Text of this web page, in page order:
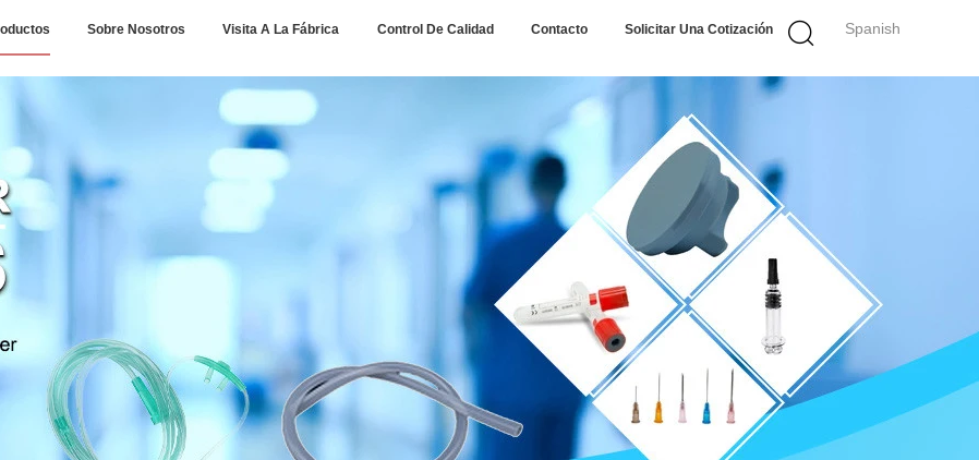
Spanish
Sobre Nosotros Visita A La Fábrica Control De Calidad Contacto Solicitar Una Cotización